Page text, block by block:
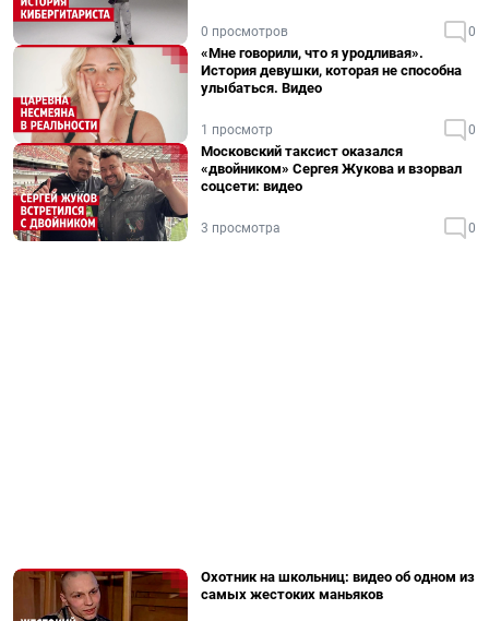
0 просмотров 0
«Мне говорили, что я уродливая».
История девушки, которая не способна
улыбаться. Видео
1 просмотр 0
Московский таксист оказался
«двойником» Сергея Жукова и взорвал
соцсети: видео
3 просмотра 0
Охотник на школьниц: видео об одном из
самых жестоких маньяков